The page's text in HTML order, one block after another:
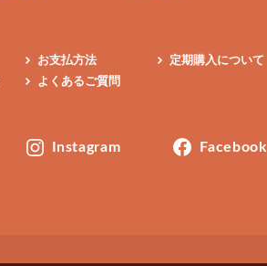
お支払方法
定期購入について
よくあるご質問
Instagram Facebook